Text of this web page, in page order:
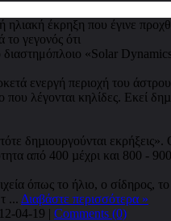
διαστημόπλοιο «Solar
ενεργή περιοχή του
λέγονται κηλίδες. Εκεί
δηµιουργούνται εκρήξεις».
από 400 µέχρι και 800 -
όπως το ήλιο, ο σίδηρος,
... Διαβάστε περισσότερα »
04-19 | Comments (0)